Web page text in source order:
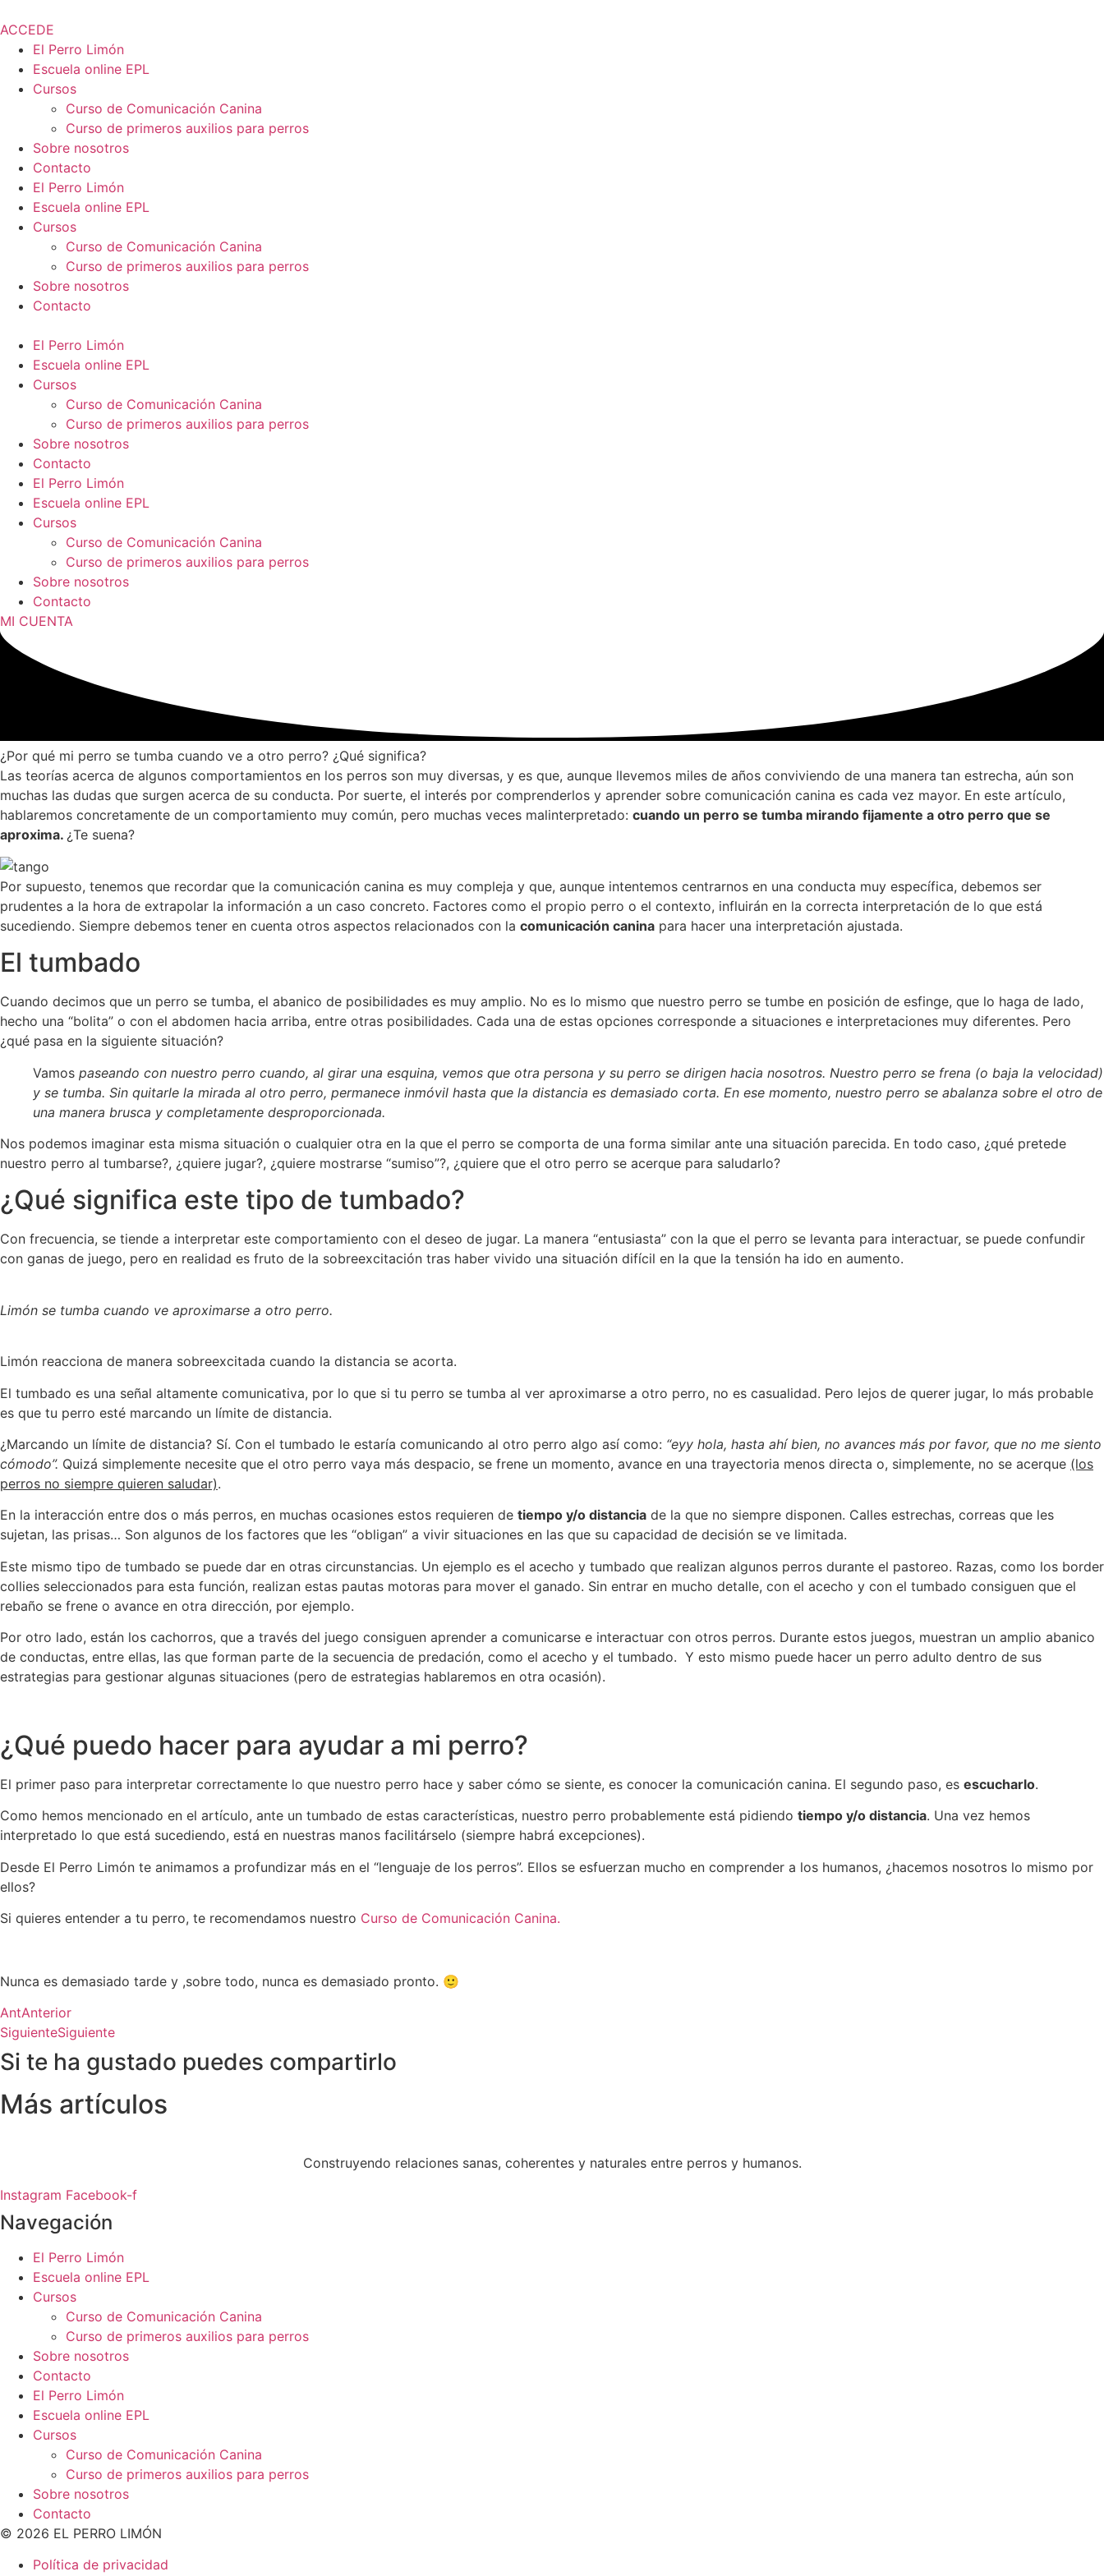
al
contenido
ACCEDE
El Perro Limón
Escuela online EPL
Cursos
Curso de Comunicación Canina
Curso de primeros auxilios para perros
Sobre nosotros
Contacto
El Perro Limón
Escuela online EPL
Cursos
Curso de Comunicación Canina
Curso de primeros auxilios para perros
Sobre nosotros
Contacto
El Perro Limón
Escuela online EPL
Cursos
Curso de Comunicación Canina
Curso de primeros auxilios para perros
Sobre nosotros
Contacto
El Perro Limón
Escuela online EPL
Cursos
Curso de Comunicación Canina
Curso de primeros auxilios para perros
Sobre nosotros
Contacto
MI CUENTA
¿Por qué mi perro se tumba cuando ve a otro perro? ¿Qué significa?
Las teorías acerca de algunos comportamientos en los perros son muy diversas, y es que, aunque llevemos miles de años conviviendo de una manera tan estrecha, aún son
muchas las dudas que surgen acerca de su conducta. Por suerte, el interés por comprenderlos y aprender sobre comunicación canina es cada vez mayor. En este artículo,
hablaremos concretamente de un comportamiento muy común, pero muchas veces malinterpretado: cuando un perro se tumba mirando fijamente a otro perro que se
aproxima. ¿Te suena?
Por supuesto, tenemos que recordar que la comunicación canina es muy compleja y que, aunque intentemos centrarnos en una conducta muy específica, debemos ser
prudentes a la hora de extrapolar la información a un caso concreto. Factores como el propio perro o el contexto, influirán en la correcta interpretación de lo que está
sucediendo. Siempre debemos tener en cuenta otros aspectos relacionados con la comunicación canina para hacer una interpretación ajustada.
El tumbado
Cuando decimos que un perro se tumba, el abanico de posibilidades es muy amplio. No es lo mismo que nuestro perro se tumbe en posición de esfinge, que lo haga de lado,
hecho una “bolita” o con el abdomen hacia arriba, entre otras posibilidades. Cada una de estas opciones corresponde a situaciones e interpretaciones muy diferentes. Pero
¿qué pasa en la siguiente situación?
Vamos paseando con nuestro perro cuando, al girar una esquina, vemos que otra persona y su perro se dirigen hacia nosotros. Nuestro perro se frena (o baja la velocidad)
y se tumba. Sin quitarle la mirada al otro perro, permanece inmóvil hasta que la distancia es demasiado corta. En ese momento, nuestro perro se abalanza sobre el otro de
una manera brusca y completamente desproporcionada.
Nos podemos imaginar esta misma situación o cualquier otra en la que el perro se comporta de una forma similar ante una situación parecida. En todo caso, ¿qué pretede
nuestro perro al tumbarse?, ¿quiere jugar?, ¿quiere mostrarse “sumiso”?, ¿quiere que el otro perro se acerque para saludarlo?
¿Qué significa este tipo de tumbado?
Con frecuencia, se tiende a interpretar este comportamiento con el deseo de jugar. La manera “entusiasta” con la que el perro se levanta para interactuar, se puede confundir
con ganas de juego, pero en realidad es fruto de la sobreexcitación tras haber vivido una situación difícil en la que la tensión ha ido en aumento.
Limón se tumba cuando ve aproximarse a otro perro.
Limón reacciona de manera sobreexcitada cuando la distancia se acorta.
El tumbado es una señal altamente comunicativa, por lo que si tu perro se tumba al ver aproximarse a otro perro, no es casualidad. Pero lejos de querer jugar, lo más probable
es que tu perro esté marcando un límite de distancia.
¿Marcando un límite de distancia? Sí. Con el tumbado le estaría comunicando al otro perro algo así como: “eyy hola, hasta ahí bien, no avances más por favor, que no me siento
cómodo”. Quizá simplemente necesite que el otro perro vaya más despacio, se frene un momento, avance en una trayectoria menos directa o, simplemente, no se acerque (los
perros no siempre quieren saludar).
En la interacción entre dos o más perros, en muchas ocasiones estos requieren de tiempo y/o distancia de la que no siempre disponen. Calles estrechas, correas que les
sujetan, las prisas… Son algunos de los factores que les “obligan” a vivir situaciones en las que su capacidad de decisión se ve limitada.
Este mismo tipo de tumbado se puede dar en otras circunstancias. Un ejemplo es el acecho y tumbado que realizan algunos perros durante el pastoreo. Razas, como los border
collies seleccionados para esta función, realizan estas pautas motoras para mover el ganado. Sin entrar en mucho detalle, con el acecho y con el tumbado consiguen que el
rebaño se frene o avance en otra dirección, por ejemplo.
Por otro lado, están los cachorros, que a través del juego consiguen aprender a comunicarse e interactuar con otros perros. Durante estos juegos, muestran un amplio abanico
de conductas, entre ellas, las que forman parte de la secuencia de predación, como el acecho y el tumbado. Y esto mismo puede hacer un perro adulto dentro de sus
estrategias para gestionar algunas situaciones (pero de estrategias hablaremos en otra ocasión).
¿Qué puedo hacer para ayudar a mi perro?
El primer paso para interpretar correctamente lo que nuestro perro hace y saber cómo se siente, es conocer la comunicación canina. El segundo paso, es escucharlo.
Como hemos mencionado en el artículo, ante un tumbado de estas características, nuestro perro probablemente está pidiendo tiempo y/o distancia. Una vez hemos
interpretado lo que está sucediendo, está en nuestras manos facilitárselo (siempre habrá excepciones).
Desde El Perro Limón te animamos a profundizar más en el “lenguaje de los perros”. Ellos se esfuerzan mucho en comprender a los humanos, ¿hacemos nosotros lo mismo por
ellos?
Si quieres entender a tu perro, te recomendamos nuestro Curso de Comunicación Canina.
Nunca es demasiado tarde y ,sobre todo, nunca es demasiado pronto. 🙂
AntAnterior
SiguienteSiguiente
Si te ha gustado puedes compartirlo
Más artículos
Construyendo relaciones sanas, coherentes y naturales entre perros y humanos.
Instagram Facebook-f
Navegación
El Perro Limón
Escuela online EPL
Cursos
Curso de Comunicación Canina
Curso de primeros auxilios para perros
Sobre nosotros
Contacto
El Perro Limón
Escuela online EPL
Cursos
Curso de Comunicación Canina
Curso de primeros auxilios para perros
Sobre nosotros
Contacto
© 2026 EL PERRO LIMÓN
Política de privacidad